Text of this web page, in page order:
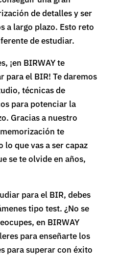
de detalles y ser
a largo plazo. Esto reto
de estudiar.
¡en BIRWAY te
para el BIR! Te daremos
técnicas de
para potenciar la
Gracias a nuestro
te
que vas a ser capaz
se te olvide en años,
para el BIR, debes
tipo test. ¿No se
en BIRWAY
para enseñarte los
para superar con éxito